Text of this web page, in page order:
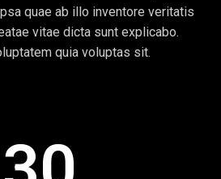
quae ab illo inventore veritatis
vitae dicta sunt explicabo.
quia voluptas sit.